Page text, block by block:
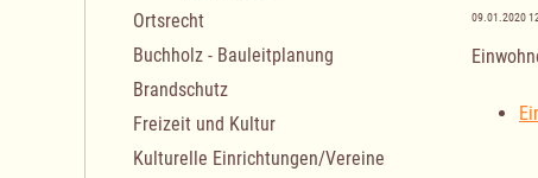
09.01.2020
Ortsrecht
Buchholz - Bauleitplanung
Brandschutz
Freizeit und Kultur
Kulturelle Einrichtungen/Vereine